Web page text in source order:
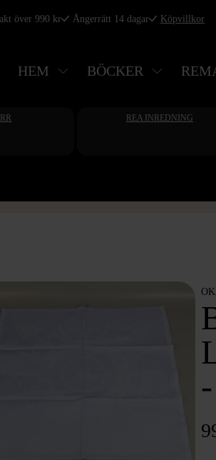
över 990 kr Ångerrätt 14 dagar Köpvillkor
HEM BÖCKER
REA INREDNING